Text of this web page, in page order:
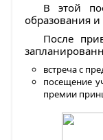
В этой
образования
После
встреча с
посещение
премии